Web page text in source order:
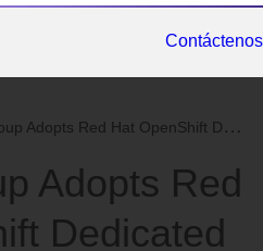
Contáctenos
Red Hat OpenShift Dedicated for Fully-Managed Enter...
Adopts Red
Dedicated